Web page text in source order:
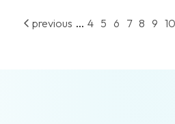
Job
previous ... 4 5 6 7 8 9 10